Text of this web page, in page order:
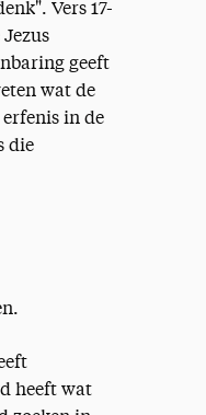
Vers 17-
geeft
wat de
in de
die
heeft wat